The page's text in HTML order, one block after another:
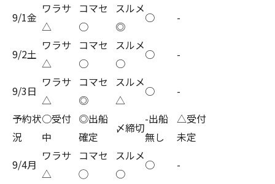
9/1金
ワラサ
△
コマセ
○
スルメ
◎
○ -
9/2土
ワラサ
△
コマセ
○
スルメ
○
○ -
9/3日
ワラサ
△
コマセ
◎
スルメ
△
○
-
予約状
況
○受付
中
◎出船
確定
〆締切
-出船
無し
△受付
未定
9/4月
ワラサ
△
コマセ
◯
スルメ
○
○ -